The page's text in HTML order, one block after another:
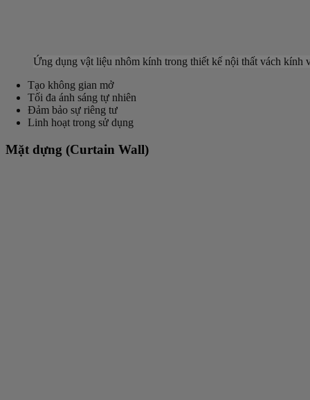
Ứng dụng vật liệu nhôm kính trong thiết kế nội thất vách kính
Tạo không gian mở
Tối đa ánh sáng tự nhiên
Đảm bảo sự riêng tư
Linh hoạt trong sử dụng
Mặt dựng (Curtain Wall)